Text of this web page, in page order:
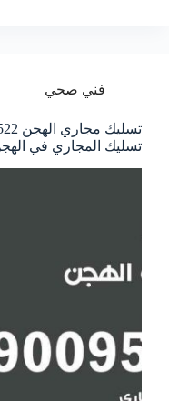
فني صحي
تسليك المجاري في